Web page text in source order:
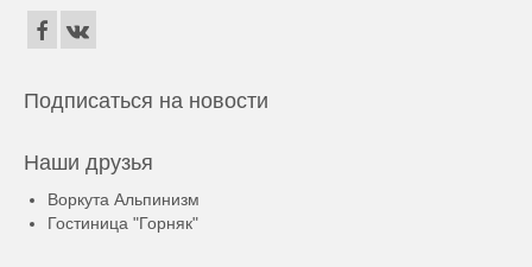
Подписаться на новости
Наши друзья
Воркута Альпинизм
Гостиница "Горняк"